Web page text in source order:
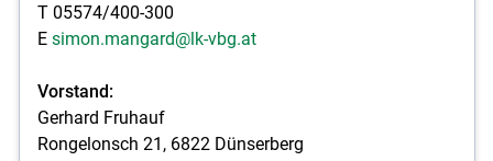
T 05574/400-300
E simon.mangard@lk-vbg.at
Vorstand:
Gerhard Fruhauf
Rongelonsch 21, 6822 Dünserberg